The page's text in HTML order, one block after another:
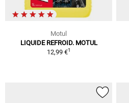
Motul
LIQUIDE REFROID. MOTUL
12,99 €1